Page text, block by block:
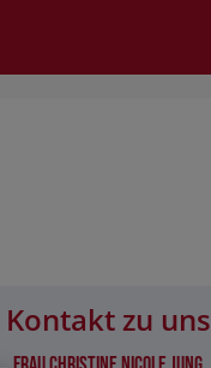
Kontakt zu uns